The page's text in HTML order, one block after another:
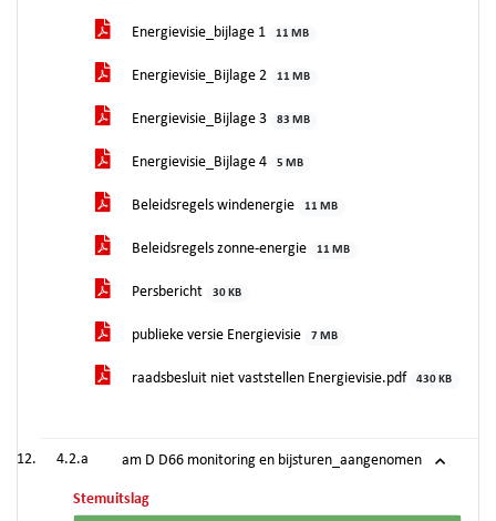
Energievisie_bijlage 1 11 MB
Energievisie_Bijlage 2 11 MB
Energievisie_Bijlage 3 83 MB
Energievisie_Bijlage 4 5 MB
Beleidsregels windenergie 11 MB
Beleidsregels zonne-energie 11 MB
Persbericht 30 KB
publieke versie Energievisie 7 MB
raadsbesluit niet vaststellen Energievisie.pdf 430 KB
4.2.a am D D66 monitoring en bijsturen_aangenomen
Stemuitslag